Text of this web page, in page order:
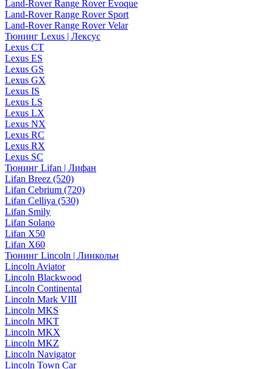
Land-Rover Range Rover Evoque
Land-Rover Range Rover Sport
Land-Rover Range Rover Velar
Тюнинг Lexus | Лексус
Lexus CT
Lexus ES
Lexus GS
Lexus GX
Lexus IS
Lexus LS
Lexus LX
Lexus NX
Lexus RC
Lexus RX
Lexus SC
Тюнинг Lifan | Лифан
Lifan Breez (520)
Lifan Cebrium (720)
Lifan Celliya (530)
Lifan Smily
Lifan Solano
Lifan X50
Lifan X60
Тюнинг Lincoln | Линкольн
Lincoln Aviator
Lincoln Blackwood
Lincoln Continental
Lincoln Mark VIII
Lincoln MKS
Lincoln MKT
Lincoln MKX
Lincoln MKZ
Lincoln Navigator
Lincoln Town Car